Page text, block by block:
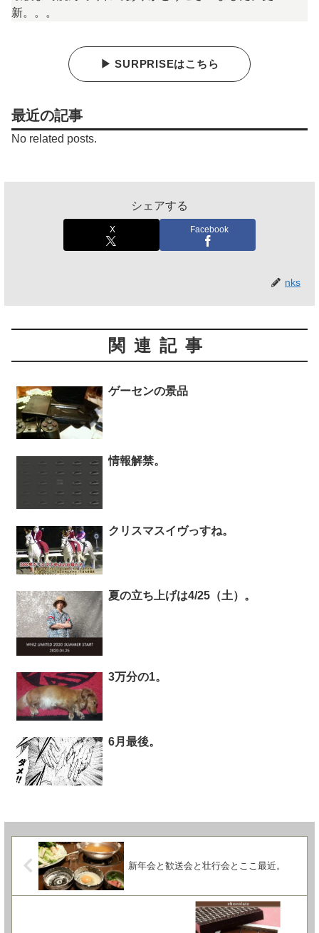
新。。。
▶ SURPRISEはこちら
最近の記事
No related posts.
シェアする
X Facebook
nks
関連記事
ゲーセンの景品
情報解禁。
クリスマスイヴっすね。
夏の立ち上げは4/25（土）。
3万分の1。
6月最後。
新年会と歓送会と壮行会とここ最近。